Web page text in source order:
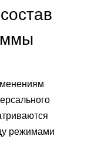
режимами